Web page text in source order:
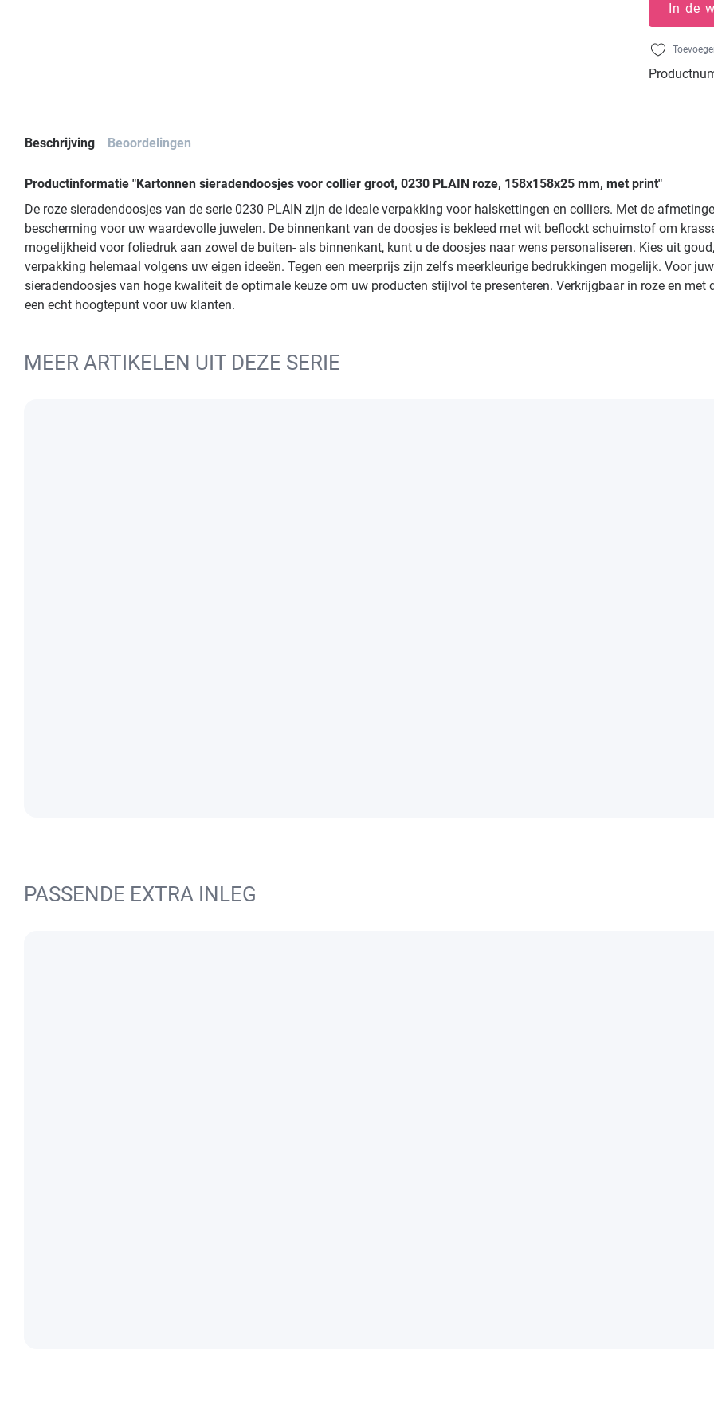
In de
Beschrijving Beoordelingen
Productinformatie "Kartonnen sieradendoosjes voor collier groot, 0230 PLAIN roze, 158x158x25 mm, met print"
De roze sieradendoosjes van de serie 0230 PLAIN zijn de ideale verpakking voor halskettingen en colliers. Met de
bescherming voor uw waardevolle juwelen. De binnenkant van de doosjes is bekleed met wit beflockt schuimstof om
mogelijkheid voor foliedruk aan zowel de buiten- als binnenkant, kunt u de doosjes naar wens personaliseren. Kies uit
verpakking helemaal volgens uw eigen ideeën. Tegen een meerprijs zijn zelfs meerkleurige bedrukkingen mogelijk. Voor
sieradendoosjes van hoge kwaliteit de optimale keuze om uw producten stijlvol te presenteren. Verkrijgbaar in roze en
een echt hoogtepunt voor uw klanten.
MEER ARTIKELEN UIT DEZE SERIE
PASSENDE EXTRA INLEG